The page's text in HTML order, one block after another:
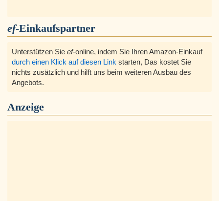
ef-Einkaufspartner
Unterstützen Sie ef-online, indem Sie Ihren Amazon-Einkauf
durch einen Klick auf diesen Link starten, Das kostet Sie
nichts zusätzlich und hilft uns beim weiteren Ausbau des
Angebots.
Anzeige